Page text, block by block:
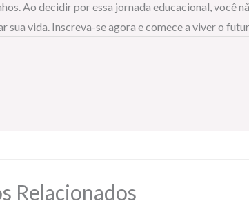
Ao decidir por essa jornada educacional, você
vida. Inscreva-se agora e comece a viver o
Relacionados